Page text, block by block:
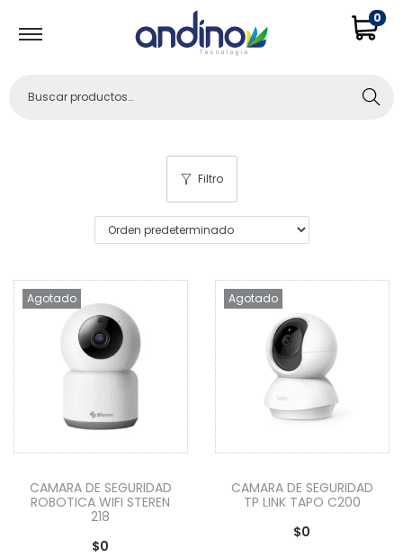
0
Buscar
Filtro
Agotado
CAMARA DE SEGURIDAD
ROBOTICA WIFI STEREN
218
$0
Agotado
CAMARA DE SEGURIDAD
TP LINK TAPO C200
$0